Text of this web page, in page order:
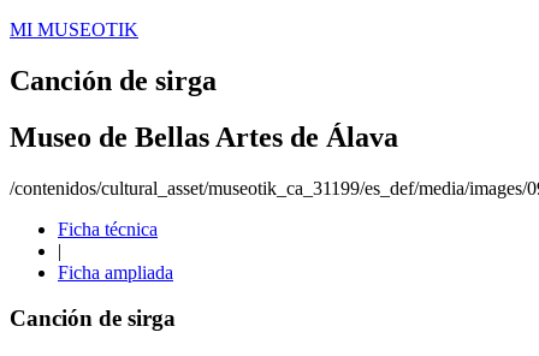
MI MUSEOTIK
Canción de sirga
Museo de Bellas Artes de Álava
/contenidos/cultural_asset/museotik_ca_31199/es_def/media/images/
Ficha técnica
|
Ficha ampliada
Canción de sirga